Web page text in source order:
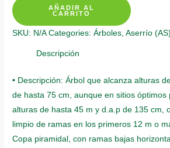
De
Árbol
AÑADIR AL
CARRITO
SKU: N/A Categories:Árboles,Aserrío (AS)
Descripción
• Descripción: Árbol que alcanza alturas
de hasta 75 cm, aunque en sitios óptimos
alturas de hasta 45 m y d.a.p de 135 cm,
limpio de ramas en los primeros 12 m o
Copa piramidal, con ramas bajas